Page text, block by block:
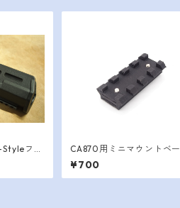
フォ
CA870用ミニマウントベー
ス（４コマ）
¥700